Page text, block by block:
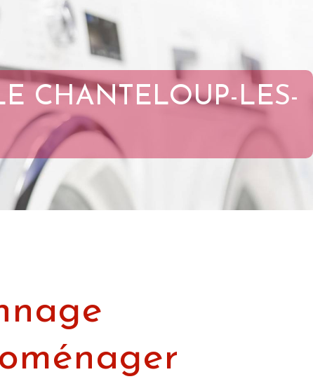
CHANTELOUP-LES-